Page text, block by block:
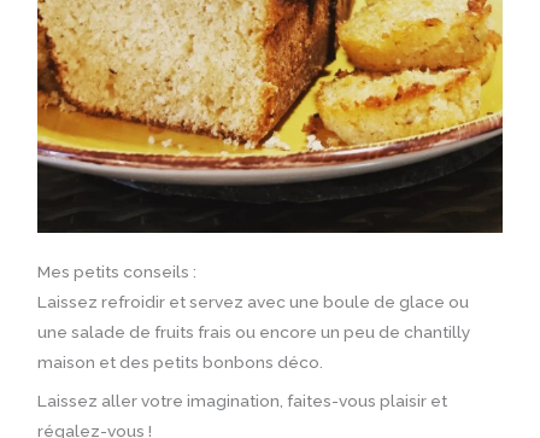
Mes petits conseils :
Laissez refroidir et servez avec une boule de glace ou
une salade de fruits frais ou encore un peu de chantilly
maison et des petits bonbons déco.
Laissez aller votre imagination, faites-vous plaisir et
régalez-vous !